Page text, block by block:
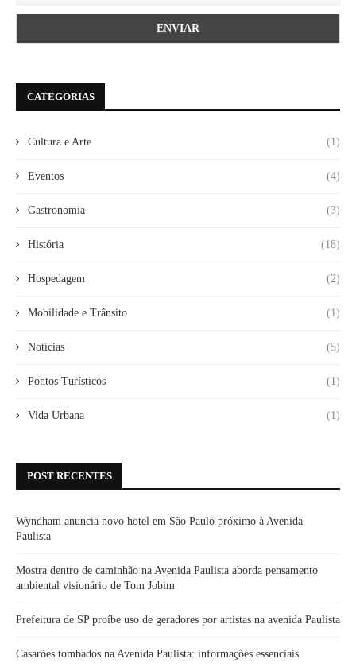
CATEGORIAS
Cultura e Arte (1)
Eventos (4)
Gastronomia (3)
História (18)
Hospedagem (2)
Mobilidade e Trânsito (1)
Notícias (5)
Pontos Turísticos (1)
Vida Urbana (1)
POST RECENTES
Wyndham anuncia novo hotel em São Paulo próximo à Avenida
Paulista
Mostra dentro de caminhão na Avenida Paulista aborda pensamento
ambiental visionário de Tom Jobim
Prefeitura de SP proíbe uso de geradores por artistas na avenida Paulista
Casarões tombados na Avenida Paulista: informações essenciais